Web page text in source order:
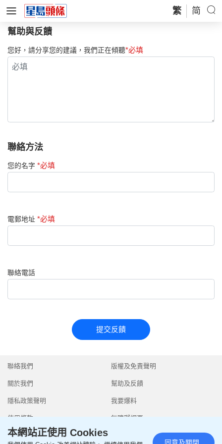
繁 简
幫助與反饋
您好，請分享您的建議，我們正在傾聽*必填
聯絡方法
您的名字 *必填
電郵地址 *必填
聯絡電話
提交反饋
聯絡我們
關於我們
隱私政策聲明
使用條款
版權及免責聲明
幫助及反饋
我要爆料
無障礙網頁
本網站正使用 Cookies
同意及關閉